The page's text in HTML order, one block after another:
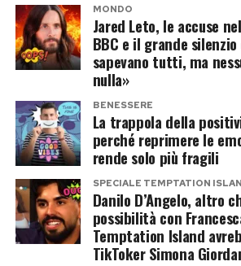
La coppia potrebbe entrare
trasformando la partecipazione
sentimentale oltre che
anche l’ipotesi di un ingresso in
sul tavolo continua a esserci
semplice: un doppio no e tutti a
telecamere.
Chi è Alejandro
compagno che piace al
MONDO
Jared Leto, le accuse
BBC e il grande
sapevano tutti, ma
nulla»
BENESSERE
La trappola della
perché reprimere le
rende solo più fragili
SPECIALE TEMPTATION
Danilo D’Angelo, altro
possibilità con
Temptation Island
TikToker Simona